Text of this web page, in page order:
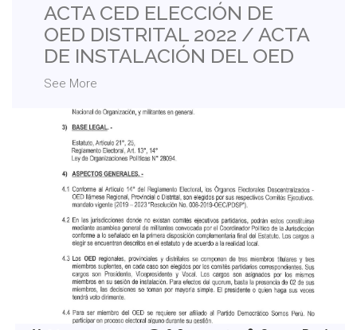
ACTA CED ELECCIÓN DE
OED DISTRITAL 2022 / ACTA
DE INSTALACIÓN DEL OED
See More